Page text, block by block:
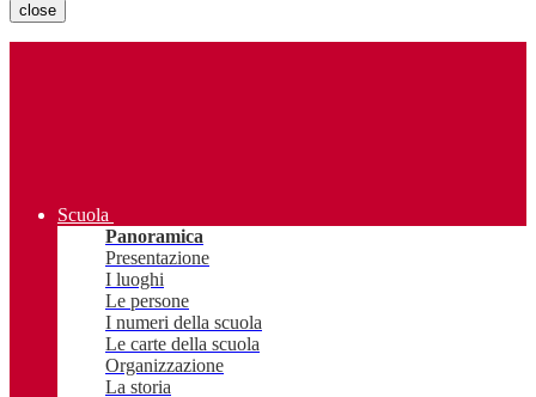
close
Scuola
Panoramica
Presentazione
I luoghi
Le persone
I numeri della scuola
Le carte della scuola
Organizzazione
La storia